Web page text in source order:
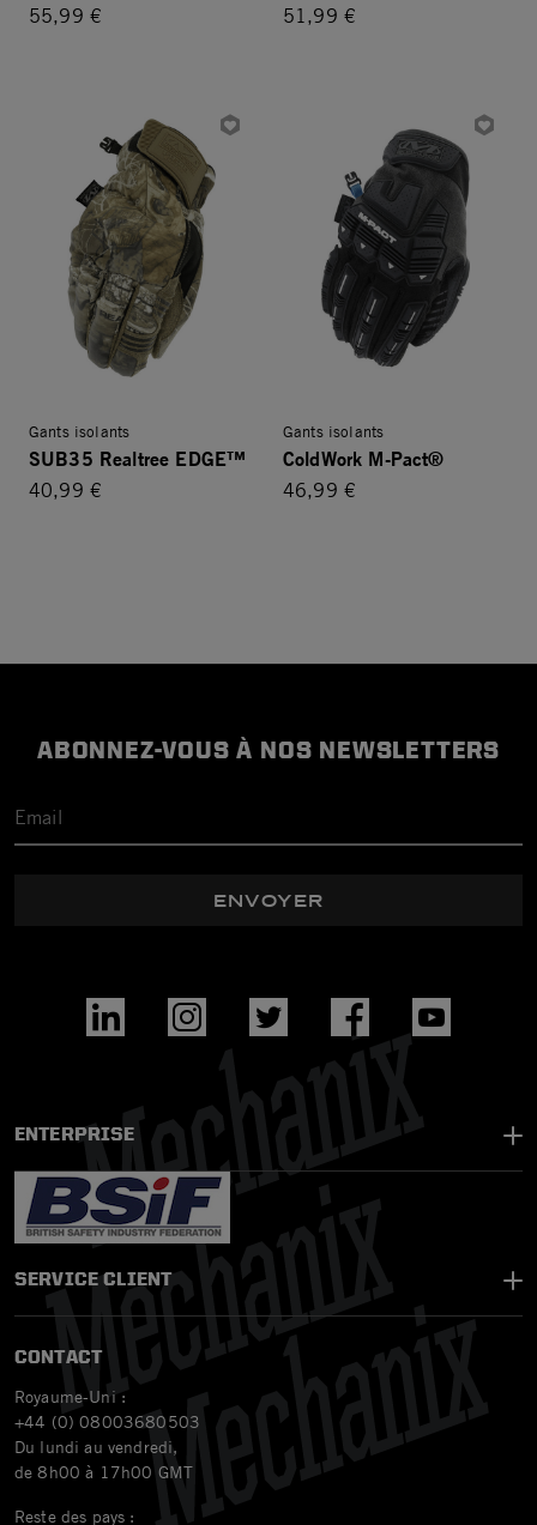
55,99 € 51,99 €
Gants isolants
SUB35 Realtree EDGE™
40,99 €
Gants isolants
ColdWork M-Pact®
46,99 €
ABONNEZ-VOUS À NOS NEWSLETTERS
ENVOYER
ENTERPRISE
SERVICE CLIENT
CONTACT
Royaume-Uni :
+44 (0) 08003680503
Du lundi au vendredi,
de 8h00 à 17h00 GMT
Reste des pays :